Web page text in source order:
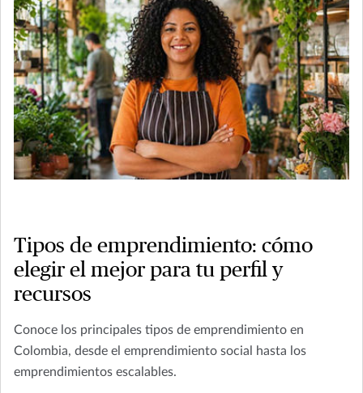
Tipos de emprendimiento: cómo
elegir el mejor para tu perfil y
recursos
Conoce los principales tipos de emprendimiento en
Colombia, desde el emprendimiento social hasta los
emprendimientos escalables.